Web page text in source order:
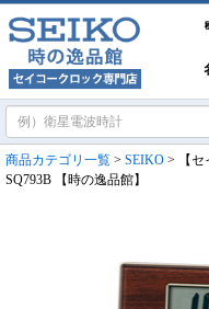
商品カテゴリ一覧 > SEIKO > 【セ
SQ793B 【時の逸品館】